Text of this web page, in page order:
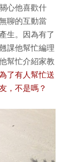
心他喜歡什
聊的互動當
生。因為有了
課他幫忙編理
幫忙介紹家教
了有人幫忙送
，不是嗎？